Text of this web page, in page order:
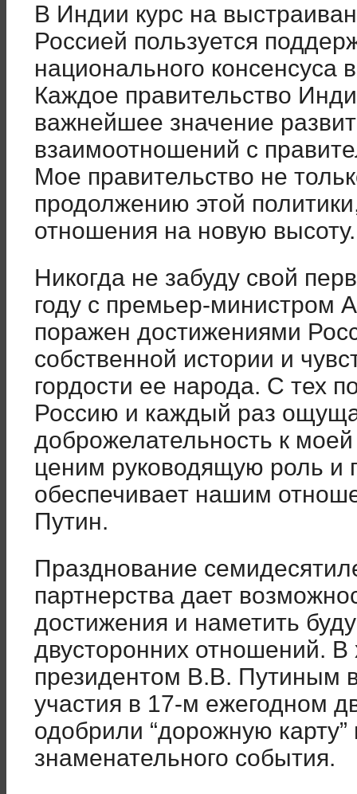
В Индии курс на
Россией пользуется
национального консенсуса
Каждое правительство
важнейшее значение
взаимоотношений с
Мое правительство не
продолжению этой
отношения на новую высоту.
Никогда не забуду свой
году с премьер-министром
поражен достижениями
собственной истории и
гордости ее народа. С тех
Россию и каждый раз
доброжелательность к
ценим руководящую роль и
обеспечивает нашим
Путин.
Празднование
партнерства дает
достижения и наметить
двусторонних отношений.
президентом В.В. Путиным
участия в 17-м ежегодном
одобрили “дорожную карту”
знаменательного события.